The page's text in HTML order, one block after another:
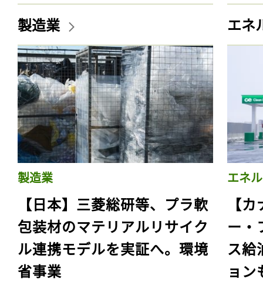
製造業
製造業
【日本】三菱総研等、プラ軟
包装材のマテリアルリサイク
ル連携モデルを実証へ。環境
省事業
エネ
エネ
【
ー・
ス給
ョン